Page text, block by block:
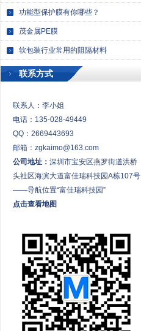
功能型保护膜有你哪些？
茂金属PE膜
软包装行业常用的阻隔材料
联系方式
联系人：李小姐
电话：135-028-49449
QQ：2669443693
邮箱：zgkaimo@163.com
公司地址： 深圳市宝安区燕罗街道洪桥
头社区海滨大道富佳瑞科技园A栋107号
——导航位置“富佳瑞科技园”
点击查看地图